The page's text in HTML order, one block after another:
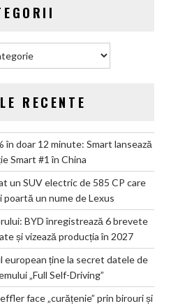
RECENTE
în doar 12 minute: Smart lansează
Smart #1 în China
un SUV electric de 585 CP care
poartă un nume de Lexus
BYD înregistrează 6 brevete
și vizează producția în 2027
european ține la secret datele de
„Full Self-Driving”
face „curățenie” prin birouri și